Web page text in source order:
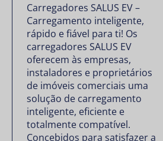
Carregadores SALUS EV –
Carregamento inteligente,
rápido e fiável para ti! Os
carregadores SALUS EV
oferecem às empresas,
instaladores e proprietários
de imóveis comerciais uma
solução de carregamento
inteligente, eficiente e
totalmente compatível.
Concebidos para satisfazer a